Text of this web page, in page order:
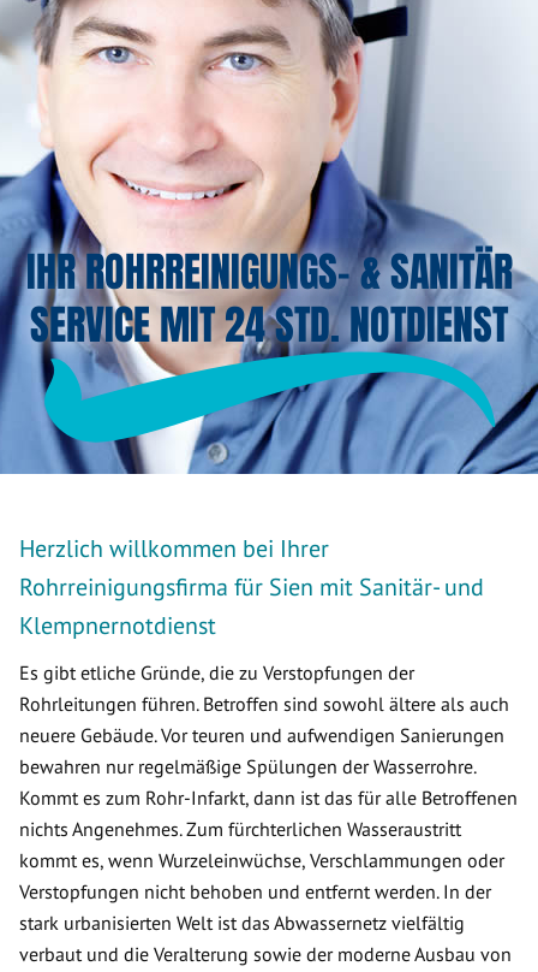
IHR ROHRREINIGUNGS- & SANITÄR
SERVICE MIT 24 STD. NOTDIENST
Herzlich willkommen bei Ihrer
Rohrreinigungsfirma für Sien mit Sanitär- und
Klempnernotdienst
Es gibt etliche Gründe, die zu Verstopfungen der
Rohrleitungen führen. Betroffen sind sowohl ältere als auch
neuere Gebäude. Vor teuren und aufwendigen Sanierungen
bewahren nur regelmäßige Spülungen der Wasserrohre.
Kommt es zum Rohr-Infarkt, dann ist das für alle Betroffenen
nichts Angenehmes. Zum fürchterlichen Wasseraustritt
kommt es, wenn Wurzeleinwüchse, Verschlammungen oder
Verstopfungen nicht behoben und entfernt werden. In der
stark urbanisierten Welt ist das Abwassernetz vielfältig
verbaut und die Veralterung sowie der moderne Ausbau von